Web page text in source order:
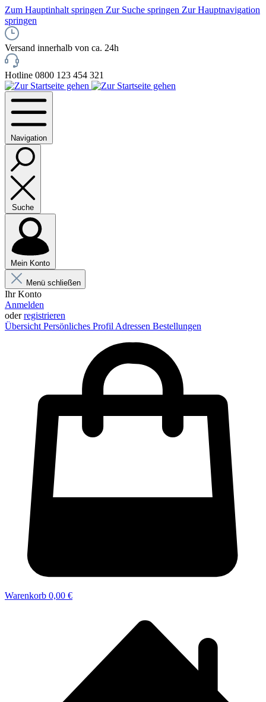
Zum Hauptinhalt springen Zur Suche springen Zur Hauptnavigation
springen
Versand innerhalb von ca. 24h
Hotline 0800 123 454 321
Navigation
Suche
Mein Konto
Menü schließen
Ihr Konto
Anmelden
oderregistrieren
Übersicht Persönliches Profil Adressen Bestellungen
Warenkorb 0,00 €